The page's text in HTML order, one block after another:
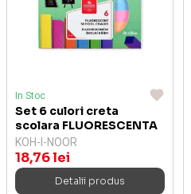
In Stoc
Set 6 culori creta
scolara FLUORESCENTA
KOH-I-NOOR
18,76 lei
Detalii produs